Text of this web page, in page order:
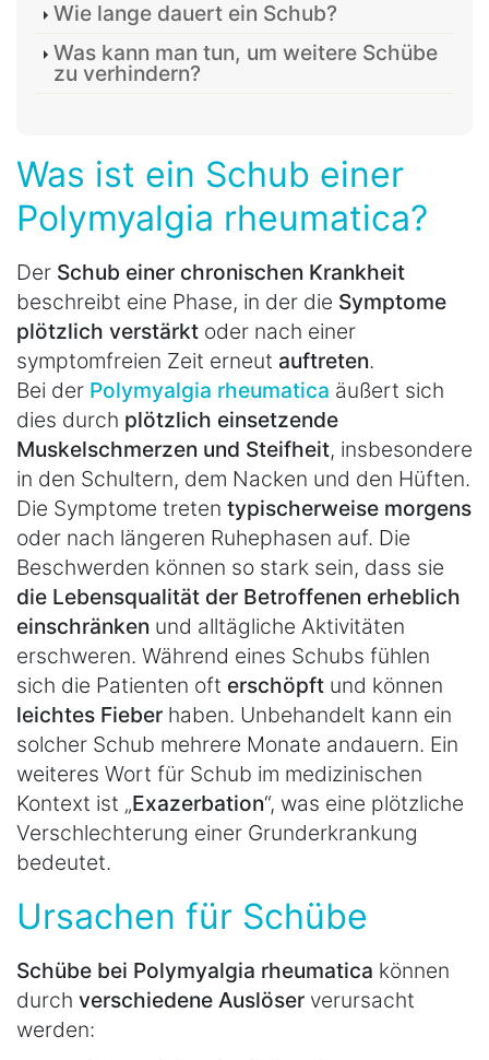
Wie lange dauert ein Schub?
Was kann man tun, um weitere Schübe
zu verhindern?
Was ist ein Schub einer
Polymyalgia rheumatica?
Der Schub einer chronischen Krankheit
beschreibt eine Phase, in der die Symptome
plötzlich verstärkt oder nach einer
symptomfreien Zeit erneut auftreten.
Bei der Polymyalgia rheumatica äußert sich
dies durch plötzlich einsetzende
Muskelschmerzen und Steifheit, insbesondere
in den Schultern, dem Nacken und den Hüften.
Die Symptome treten typischerweise morgens
oder nach längeren Ruhephasen auf. Die
Beschwerden können so stark sein, dass sie
die Lebensqualität der Betroffenen erheblich
einschränken und alltägliche Aktivitäten
erschweren. Während eines Schubs fühlen
sich die Patienten oft erschöpft und können
leichtes Fieber haben. Unbehandelt kann ein
solcher Schub mehrere Monate andauern. Ein
weiteres Wort für Schub im medizinischen
Kontext ist „Exazerbation“, was eine plötzliche
Verschlechterung einer Grunderkrankung
bedeutet.
Ursachen für Schübe
Schübe bei Polymyalgia rheumatica können
durch verschiedene Auslöser verursacht
werden: